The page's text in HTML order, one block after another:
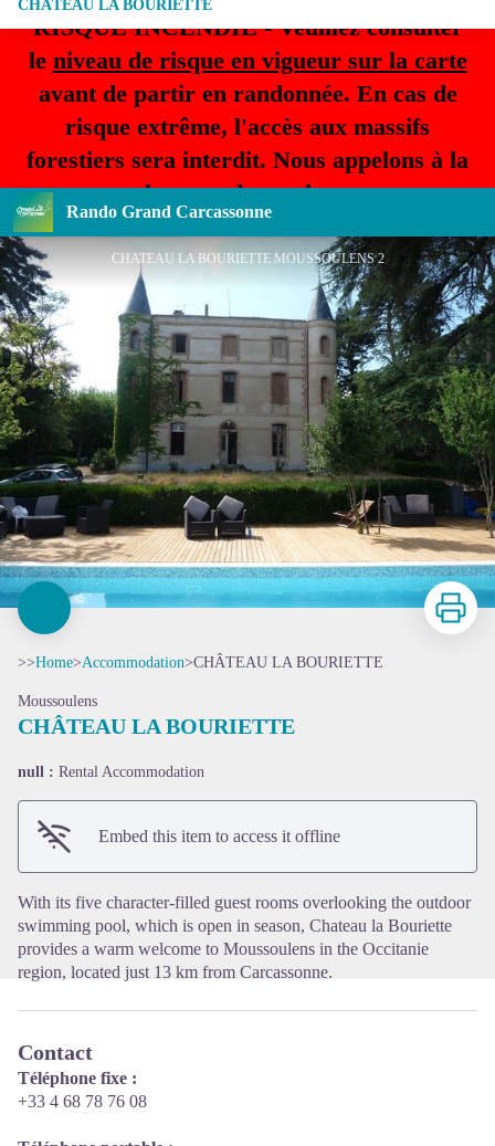
RISQUE INCENDIE - Veuillez consulter
le niveau de risque en vigueur sur la carte
avant de partir en randonnée. En cas de
risque extrême, l'accès aux massifs
forestiers sera interdit. Nous appelons à la
plus grande prudence.
Rando Grand Carcassonne
CHÂTEAU LA BOURIETTE
CHATEAU LA BOURIETTE MOUSSOULENS 2
View picture in full screen
Print
>>Home>Accommodation>CHÂTEAU LA BOURIETTE
Moussoulens
CHÂTEAU LA BOURIETTE
null : Rental Accommodation
Embed this item to access it offline
With its five character-filled guest rooms overlooking the outdoor
swimming pool, which is open in season, Chateau la Bouriette
provides a warm welcome to Moussoulens in the Occitanie
region, located just 13 km from Carcassonne.
Contact
Téléphone fixe :
+33 4 68 78 76 08